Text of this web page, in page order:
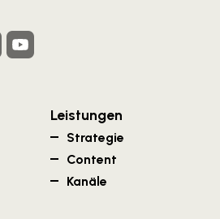
Leistungen
Strategie
Content
Kanäle